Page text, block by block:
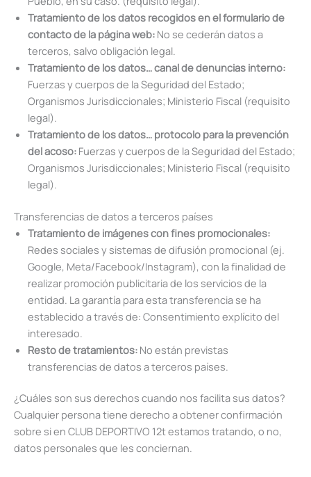
Tratamiento de los datos recogidos en el formulario de
contacto de la página web: No se cederán datos a
terceros, salvo obligación legal.
Tratamiento de los datos… canal de denuncias interno:
Fuerzas y cuerpos de la Seguridad del Estado;
Organismos Jurisdiccionales; Ministerio Fiscal (requisito
legal).
Tratamiento de los datos… protocolo para la prevención
del acoso: Fuerzas y cuerpos de la Seguridad del Estado;
Organismos Jurisdiccionales; Ministerio Fiscal (requisito
legal).
Transferencias de datos a terceros países
Tratamiento de imágenes con fines promocionales:
Redes sociales y sistemas de difusión promocional (ej.
Google, Meta/Facebook/Instagram), con la finalidad de
realizar promoción publicitaria de los servicios de la
entidad. La garantía para esta transferencia se ha
establecido a través de: Consentimiento explícito del
interesado.
Resto de tratamientos: No están previstas
transferencias de datos a terceros países.
¿Cuáles son sus derechos cuando nos facilita sus datos?
Cualquier persona tiene derecho a obtener confirmación
sobre si en CLUB DEPORTIVO 12t estamos tratando, o no,
datos personales que les conciernan.